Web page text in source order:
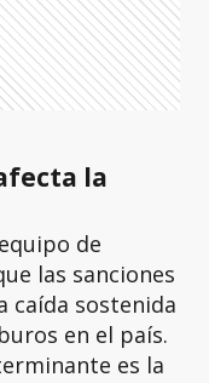
la
de
las sanciones
caída sostenida
en el país.
es la